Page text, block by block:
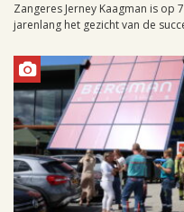
Zangeres Jerney Kaagman is
jarenlang het gezicht van de